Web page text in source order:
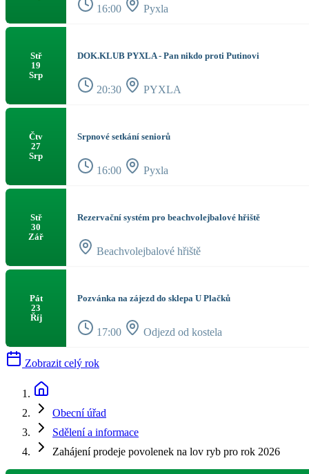
16:00 Pyxla
Stř
19
Srp
DOK.KLUB PYXLA - Pan nikdo proti Putinovi
20:30 PYXLA
Čtv
27
Srp
Srpnové setkání seniorů
16:00 Pyxla
Stř
30
Zář
Rezervační systém pro beachvolejbalové hřiště
Beachvolejbalové hřiště
Pát
23
Říj
Pozvánka na zájezd do sklepa U Plačků
17:00 Odjezd od kostela
Zobrazit celý rok
Obecní úřad
Sdělení a informace
Zahájení prodeje povolenek na lov ryb pro rok 2026